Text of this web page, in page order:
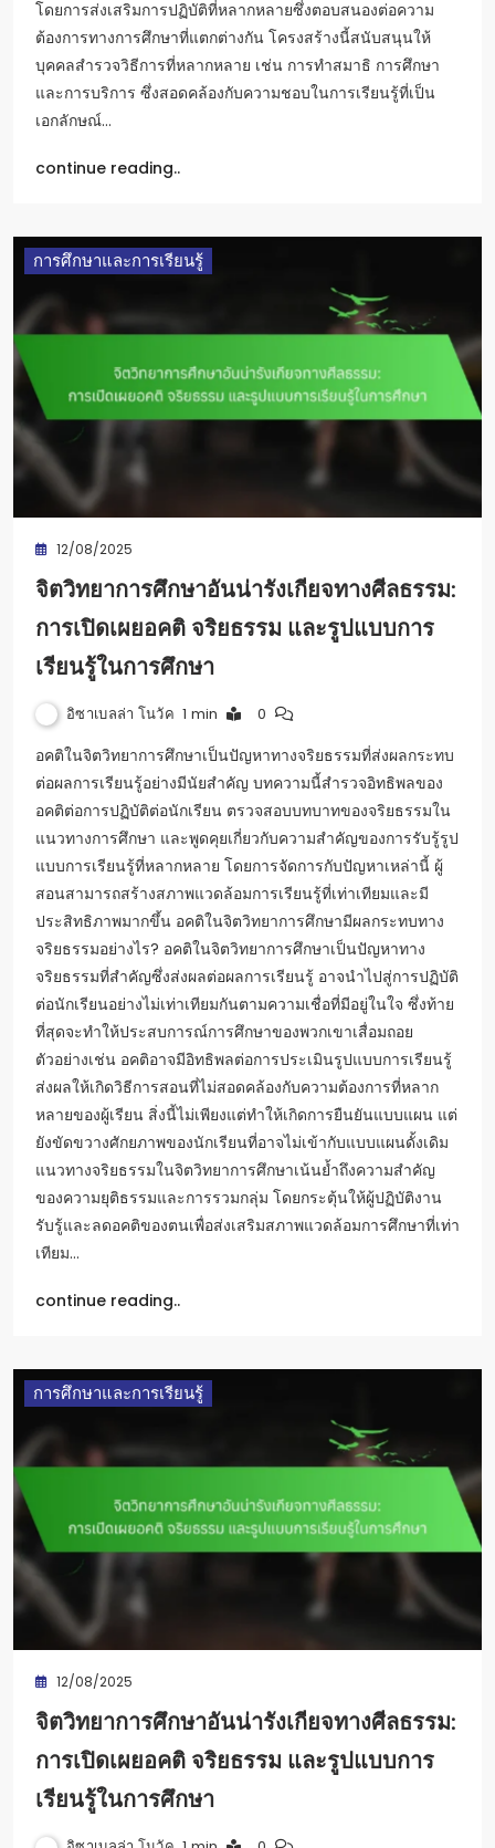
โดยการส่งเสริมการปฏิบัติที่หลากหลายซึ่งตอบสนองต่อความ
ต้องการทางการศึกษาที่แตกต่างกัน โครงสร้างนี้สนับสนุนให้
บุคคลสำรวจวิธีการที่หลากหลาย เช่น การทำสมาธิ การศึกษา
และการบริการ ซึ่งสอดคล้องกับความชอบในการเรียนรู้ที่เป็น
เอกลักษณ์…
continue reading..
การศึกษาและการเรียนรู้
12/08/2025
จิตวิทยาการศึกษาอันน่ารังเกียจทางศีลธรรม:
การเปิดเผยอคติ จริยธรรม และรูปแบบการ
เรียนรู้ในการศึกษา
อิซาเบลล่า โนวัค 1 min 0
อคติในจิตวิทยาการศึกษาเป็นปัญหาทางจริยธรรมที่ส่งผลกระทบ
ต่อผลการเรียนรู้อย่างมีนัยสำคัญ บทความนี้สำรวจอิทธิพลของ
อคติต่อการปฏิบัติต่อนักเรียน ตรวจสอบบทบาทของจริยธรรมใน
แนวทางการศึกษา และพูดคุยเกี่ยวกับความสำคัญของการรับรู้รูป
แบบการเรียนรู้ที่หลากหลาย โดยการจัดการกับปัญหาเหล่านี้ ผู้
สอนสามารถสร้างสภาพแวดล้อมการเรียนรู้ที่เท่าเทียมและมี
ประสิทธิภาพมากขึ้น อคติในจิตวิทยาการศึกษามีผลกระทบทาง
จริยธรรมอย่างไร? อคติในจิตวิทยาการศึกษาเป็นปัญหาทาง
จริยธรรมที่สำคัญซึ่งส่งผลต่อผลการเรียนรู้ อาจนำไปสู่การปฏิบัติ
ต่อนักเรียนอย่างไม่เท่าเทียมกันตามความเชื่อที่มีอยู่ในใจ ซึ่งท้าย
ที่สุดจะทำให้ประสบการณ์การศึกษาของพวกเขาเสื่อมถอย
ตัวอย่างเช่น อคติอาจมีอิทธิพลต่อการประเมินรูปแบบการเรียนรู้
ส่งผลให้เกิดวิธีการสอนที่ไม่สอดคล้องกับความต้องการที่หลาก
หลายของผู้เรียน สิ่งนี้ไม่เพียงแต่ทำให้เกิดการยืนยันแบบแผน แต่
ยังขัดขวางศักยภาพของนักเรียนที่อาจไม่เข้ากับแบบแผนดั้งเดิม
แนวทางจริยธรรมในจิตวิทยาการศึกษาเน้นย้ำถึงความสำคัญ
ของความยุติธรรมและการรวมกลุ่ม โดยกระตุ้นให้ผู้ปฏิบัติงาน
รับรู้และลดอคติของตนเพื่อส่งเสริมสภาพแวดล้อมการศึกษาที่เท่า
เทียม…
continue reading..
การศึกษาและการเรียนรู้
12/08/2025
จิตวิทยาการศึกษาอันน่ารังเกียจทางศีลธรรม:
การเปิดเผยอคติ จริยธรรม และรูปแบบการ
เรียนรู้ในการศึกษา